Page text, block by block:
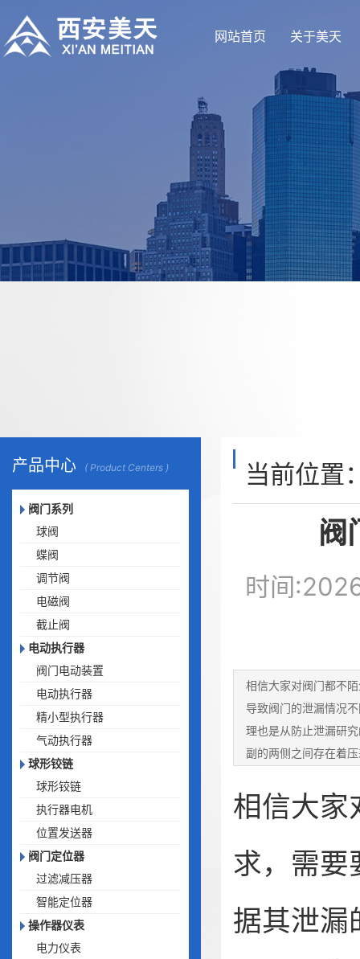
网站首页 关于美天
产品中心 ( Product Centers )
阀门系列
球阀
蝶阀
调节阀
电磁阀
截止阀
电动执行器
阀门电动装置
电动执行器
精小型执行器
气动执行器
球形铰链
球形铰链
执行器电机
位置发送器
阀门定位器
过滤减压器
智能定位器
操作器仪表
电力仪表
当前位置
阀
时间
相信大家对阀门都不
导致阀门的泄漏情况
理也是从防止泄漏研
副的两侧之间存在着
相信大家
求，需要
据其泄漏